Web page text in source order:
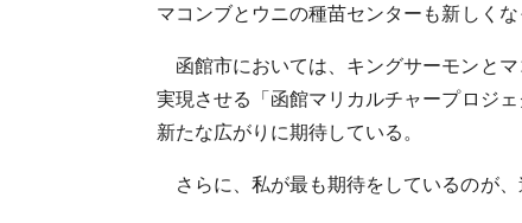
マコンブとウニの種苗センターも新しくな
函館市においては、キングサーモンと
実現させる「函館マリカルチャープロジ
新たな広がりに期待している。
さらに、私が最も期待をしているのが